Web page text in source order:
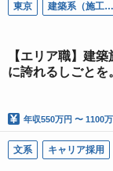
東京 建築系（施工管理）
【エリア職】建
に誇れるしごとを
年収550万円 〜 1100万
文系 キャリア採用